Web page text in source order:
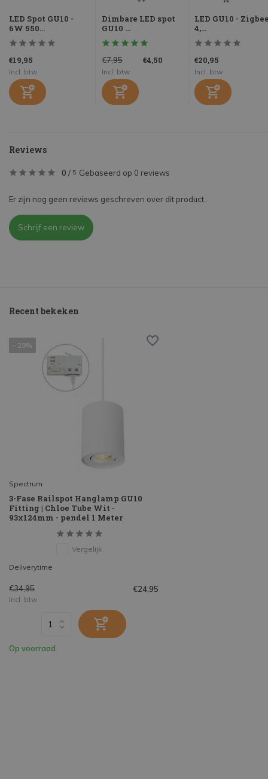
LED Spot GU10 -
6W 550...
€19,95
Incl. btw
Dimbare LED spot
GU10 ...
€7,95 €4,50
Incl. btw
LED GU10 -
4,...
€20,95
Incl. btw
Reviews
0 / 5 Gebaseerd op 0 reviews
Er zijn nog geen reviews geschreven over dit product..
Schrijf een review
Recent bekeken
- 29%
Spectrum
3-Fase Railspot Hanglamp GU10
Fitting | Chloe Tube Wit -
93x124mm - pendel 1 Meter
Vergelijk
Deliverytime
€34,95 €24,95
Incl. btw
Op voorraad